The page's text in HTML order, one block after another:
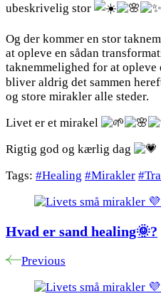
ubeskrivelig stor
Og der kommer en stor
at opleve en sådan
taknemmelighed for at
bliver aldrig det sammen
og store mirakler alle steder.
Livet er et mirakel
Rigtig god og kærlig dag
Tags: #Healing #Mirakler
Post
Navigation
Hvad er sand healing🌞?
Previous